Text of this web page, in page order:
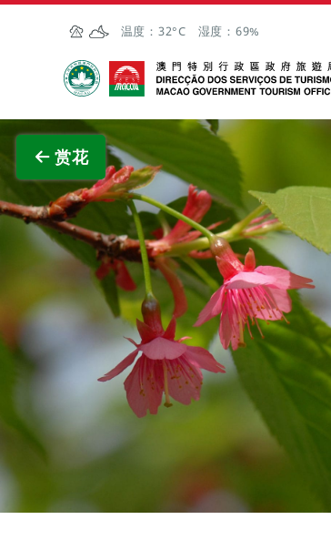
跳至主内容
温度： 32°C 湿度： 69%
澳门特别行政区政府旅游局
赏花